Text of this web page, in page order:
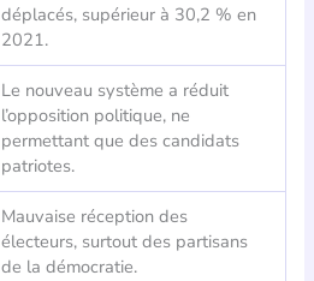
déplacés, supérieur à 30,2 % en
2021.
Le nouveau système a réduit
l’opposition politique, ne
permettant que des candidats
patriotes.
Mauvaise réception des
électeurs, surtout des partisans
de la démocratie.